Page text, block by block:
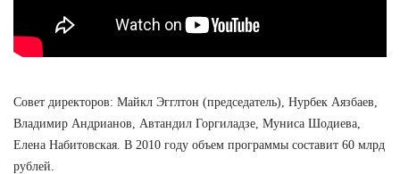
Совет директоров: Майкл Эгглтон (председатель), Нурбек Аязбаев,
Владимир Андрианов, Автандил Горгиладзе, Муниса Шодиева,
Елена Набитовская. В 2010 году объем программы составит 60 млрд
рублей.